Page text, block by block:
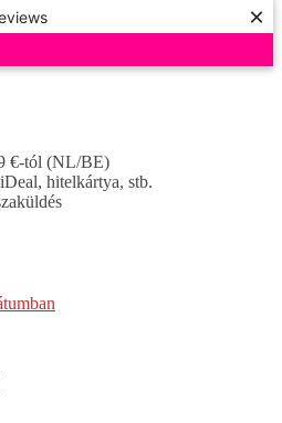
×
€-tól (NL/BE)
hitelkártya, stb.